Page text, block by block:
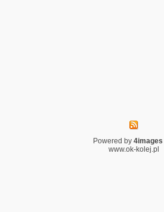
Powered by 4images
www.ok-kolej.pl